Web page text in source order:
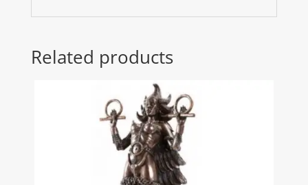
Related products